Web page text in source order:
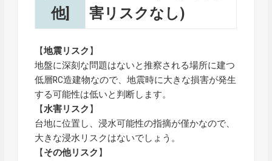
他]
害リスクなし)
【地震リスク 】
地盤に深刻な問題はないと推察される場所に建つ
低層RC造建物なので、地震時に大きな損害が発生
する可能性は低いと判断します。
【水害リスク 】
台地に位置し、浸水可能性の指摘が僅かなので、
大きな浸水リスクはないでしょう。
【その他リスク 】